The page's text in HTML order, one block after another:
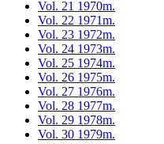
Vol. 21 1970m.
Vol. 22 1971m.
Vol. 23 1972m.
Vol. 24 1973m.
Vol. 25 1974m.
Vol. 26 1975m.
Vol. 27 1976m.
Vol. 28 1977m.
Vol. 29 1978m.
Vol. 30 1979m.